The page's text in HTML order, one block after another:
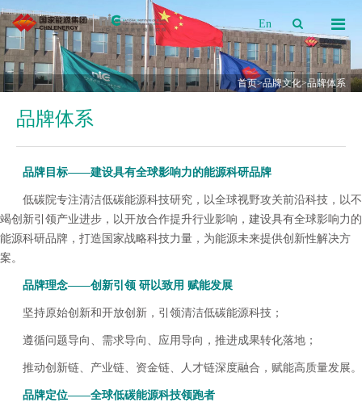
En
首页>品牌文化>品牌体系
品牌体系
品牌目标——建设具有全球影响力的能源科研品牌
低碳院专注清洁低碳能源科技研究，以全球视野攻关前沿科技，以不
竭创新引领产业进步，以开放合作提升行业影响，建设具有全球影响力的
能源科研品牌，打造国家战略科技力量，为能源未来提供创新性解决方
案。
品牌理念——创新引领 研以致用 赋能发展
坚持原始创新和开放创新，引领清洁低碳能源科技；
遵循问题导向、需求导向、应用导向，推进成果转化落地；
推动创新链、产业链、资金链、人才链深度融合，赋能高质量发展。
品牌定位——全球低碳能源科技领跑者